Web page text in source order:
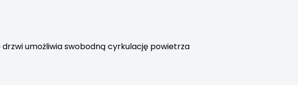
umożliwia swobodną cyrkulację powietrza